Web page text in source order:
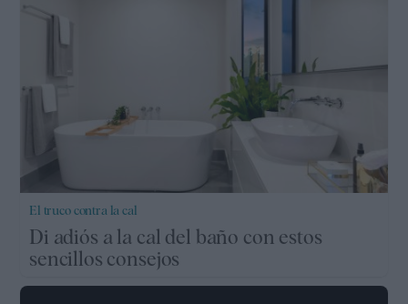
El truco contra la cal
Di adiós a la cal del baño con estos
sencillos consejos